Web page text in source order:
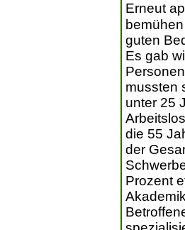
Erneut
guten
Es gab
mussten
unter 25
die 55
der
Prozent